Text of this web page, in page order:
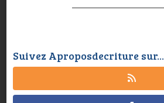
Suivez Aproposdecriture sur...